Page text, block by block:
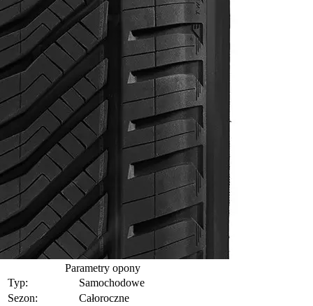
Parametry opony
Typ:
Samochodowe
Sezon:
Całoroczne